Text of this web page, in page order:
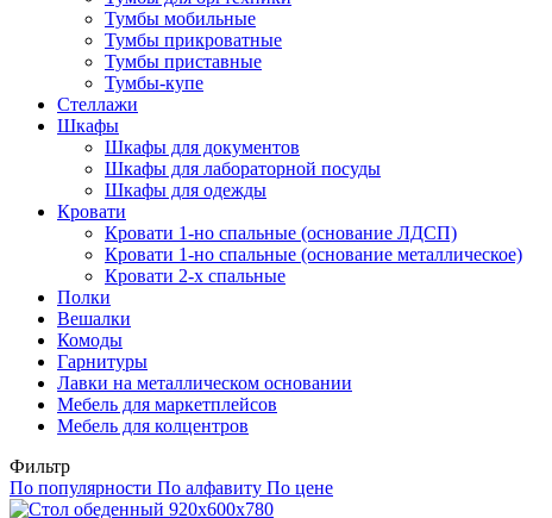
Тумбы мобильные
Тумбы прикроватные
Тумбы приставные
Тумбы-купе
Стеллажи
Шкафы
Шкафы для документов
Шкафы для лабораторной посуды
Шкафы для одежды
Кровати
Кровати 1-но спальные (основание ЛДСП)
Кровати 1-но спальные (основание металлическое)
Кровати 2-х спальные
Полки
Вешалки
Комоды
Гарнитуры
Лавки на металлическом основании
Мебель для маркетплейсов
Мебель для колцентров
Фильтр
По популярности По алфавиту По цене